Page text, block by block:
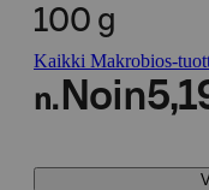
100 g
Kaikki Makrobios-
n. Noin